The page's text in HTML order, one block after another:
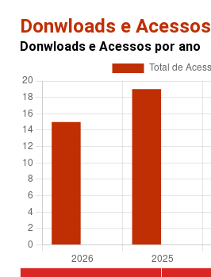
Donwloads e Acessos
Donwloads e Acessos por ano